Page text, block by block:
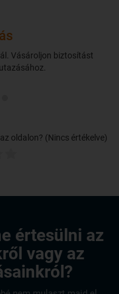
Vásároljon biztosítást
oldalon? (Nincs értékelve)
értesülni az
vagy az